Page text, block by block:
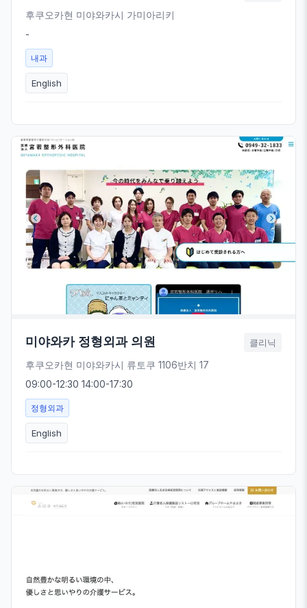
후쿠오카현 미야와카시 가미아리키
-
내과
English
미야와카 정형외과 의원 클리닉
후쿠오카현 미야와카시 류토쿠 1106반치 17
09:00-12:30 14:00-17:30
정형외과
English